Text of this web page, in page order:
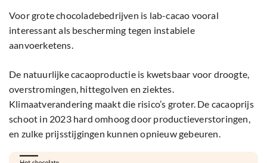
Voor grote chocoladebedrijven is lab-cacao vooral
interessant als bescherming tegen instabiele
aanvoerketens.
De natuurlijke cacaoproductie is kwetsbaar voor droogte,
overstromingen, hittegolven en ziektes.
Klimaatverandering maakt die risico’s groter. De cacaoprijs
schoot in 2023 hard omhoog door productieverstoringen,
en zulke prijsstijgingen kunnen opnieuw gebeuren.